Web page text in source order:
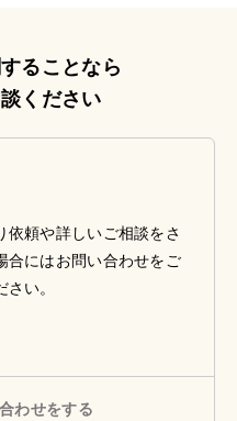
ることなら
ください
依頼や詳しいご相談をさ
合にはお問い合わせをご
さい。
わせをする